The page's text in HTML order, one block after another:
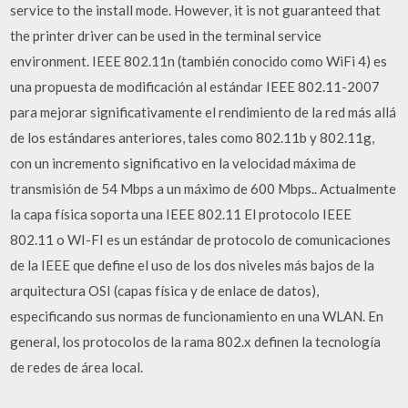
service to the install mode. However, it is not guaranteed that
the printer driver can be used in the terminal service
environment. IEEE 802.11n (también conocido como WiFi 4) es
una propuesta de modificación al estándar IEEE 802.11-2007
para mejorar significativamente el rendimiento de la red más allá
de los estándares anteriores, tales como 802.11b y 802.11g,
con un incremento significativo en la velocidad máxima de
transmisión de 54 Mbps a un máximo de 600 Mbps.. Actualmente
la capa física soporta una IEEE 802.11 El protocolo IEEE
802.11 o WI-FI es un estándar de protocolo de comunicaciones
de la IEEE que define el uso de los dos niveles más bajos de la
arquitectura OSI (capas física y de enlace de datos),
especificando sus normas de funcionamiento en una WLAN. En
general, los protocolos de la rama 802.x definen la tecnología
de redes de área local.